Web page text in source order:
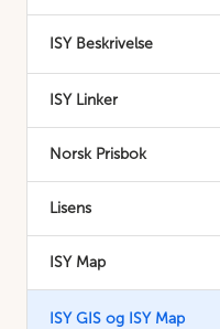
ISY Beskrivelse
ISY Linker
Norsk Prisbok
Lisens
ISY Map
ISY GIS og ISY Map